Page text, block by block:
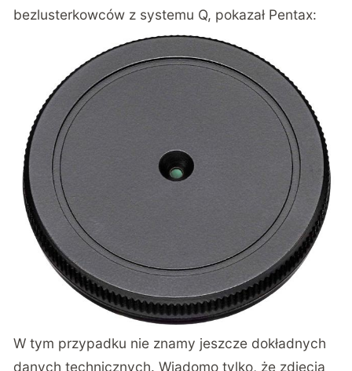
bezlusterkowców z systemu Q, pokazał Pentax:
W tym przypadku nie znamy jeszcze dokładnych
danych technicznych. Wiadomo tylko, że zdjęcia